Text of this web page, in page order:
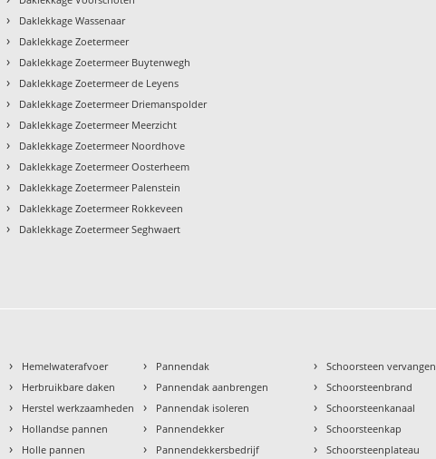
› Daklekkage Wassenaar
› Daklekkage Zoetermeer
› Daklekkage Zoetermeer Buytenwegh
› Daklekkage Zoetermeer de Leyens
› Daklekkage Zoetermeer Driemanspolder
› Daklekkage Zoetermeer Meerzicht
› Daklekkage Zoetermeer Noordhove
› Daklekkage Zoetermeer Oosterheem
› Daklekkage Zoetermeer Palenstein
› Daklekkage Zoetermeer Rokkeveen
› Daklekkage Zoetermeer Seghwaert
› Hemelwaterafvoer
› Herbruikbare daken
› Herstel werkzaamheden
› Hollandse pannen
› Holle pannen
› Pannendak
› Pannendak aanbrengen
› Pannendak isoleren
› Pannendekker
› Pannendekkersbedrijf
› Schoorsteen vervangen
› Schoorsteenbrand
› Schoorsteenkanaal
› Schoorsteenkap
› Schoorsteenplateau